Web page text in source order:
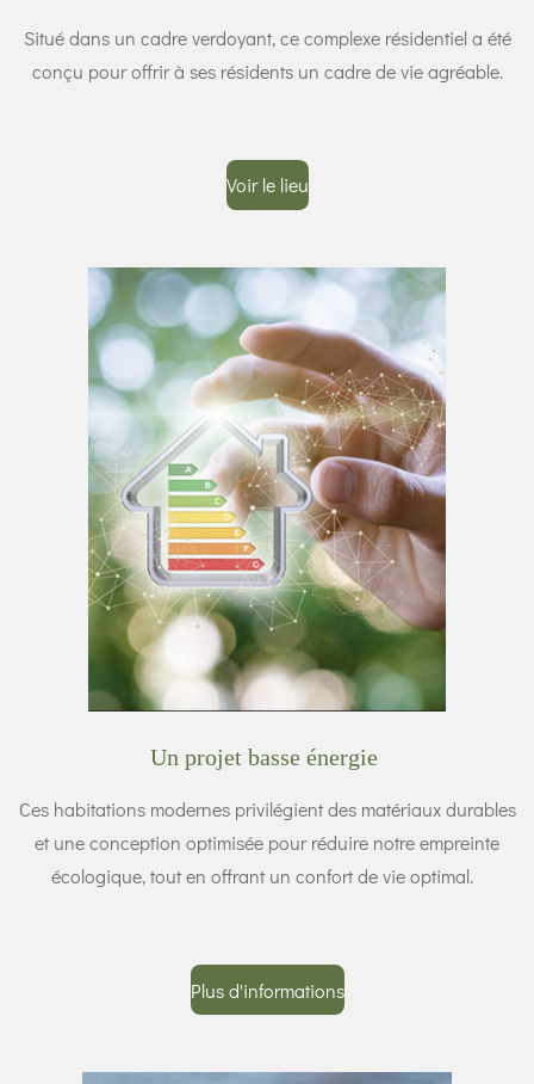
Situé dans un cadre verdoyant, ce complexe résidentiel a été
conçu pour offrir à ses résidents un cadre de vie agréable.
Voir le lieu
Un projet basse énergie
Ces habitations modernes privilégient des matériaux durables
et une conception optimisée pour réduire notre empreinte
écologique, tout en offrant un confort de vie optimal.
Plus d'informations